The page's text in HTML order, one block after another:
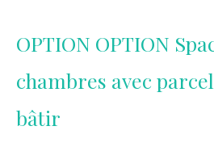
OPTION OPTION
chambres avec
bâtir